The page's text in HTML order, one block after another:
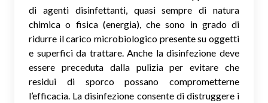
di agenti disinfettanti, quasi sempre di natura
chimica o fisica (energia), che sono in grado di
ridurre il carico microbiologico presente su oggetti
e superfici da trattare. Anche la disinfezione deve
essere preceduta dalla pulizia per evitare che
residui di sporco possano comprometterne
l’efficacia. La disinfezione consente di distruggere i